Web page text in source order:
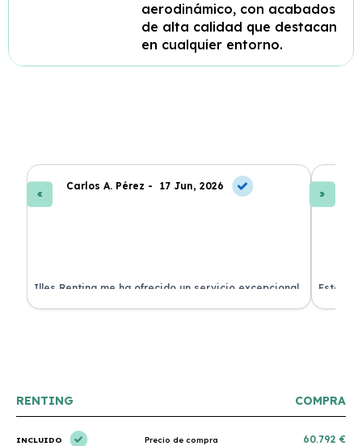
aerodinámico, con acabados
de alta calidad que destacan
en cualquier entorno.
Carlos A. Pérez - 17 Jun, 2026
Illes Renting me ha ofrecido un servicio excepcional.
Su atención al cliente es muy buena y el coche llegó
Estoy
nuevo y
RENTING COMPRA
INCLUIDO Precio de compra 60.792 €